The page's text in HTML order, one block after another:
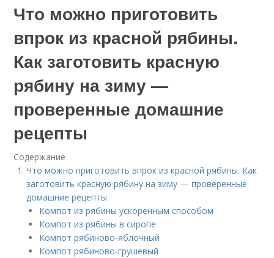
Что можно приготовить
впрок из красной рябины.
Как заготовить красную
рябину на зиму —
проверенные домашние
рецепты
Содержание
Что можно приготовить впрок из красной рябины. Как
заготовить красную рябину на зиму — проверенные
домашние рецепты
Компот из рябины ускоренным способом
Компот из рябины в сиропе
Компот рябиново-яблочный
Компот рябиново-грушевый